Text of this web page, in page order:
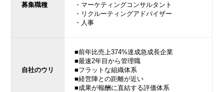
募集職種
・マーケティングコンサルタント
・リクルーティングアドバイザー
・人事
自社のウリ
■前年比売上374%達成急成長企業
■最速2年目から管理職
■フラットな組織体系
■経営陣との距離が近い
■成果が報酬に直結する評価体系